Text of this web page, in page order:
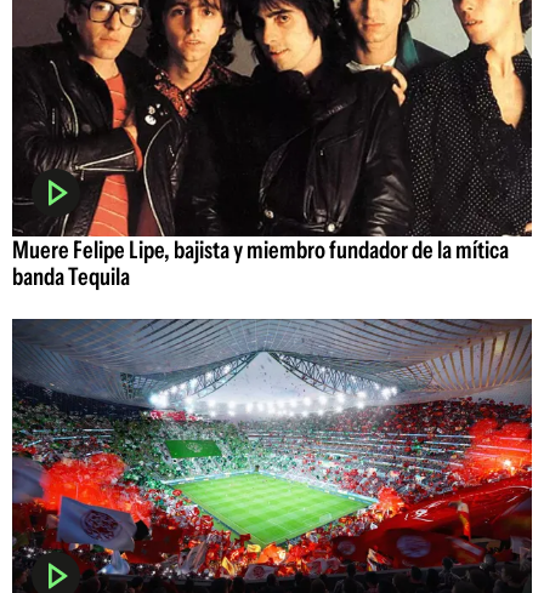
Muere Felipe Lipe, bajista y miembro fundador de la mítica
banda Tequila